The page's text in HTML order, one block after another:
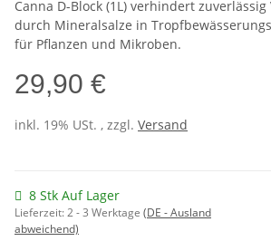
Canna D-Block (1L) verhindert
durch Mineralsalze in
für Pflanzen und Mikroben.
29,90 €
inkl. 19% USt. , zzgl. Versand
8 Stk Auf Lager
Lieferzeit:2 - 3 Werktage (DE - Ausland
abweichend)